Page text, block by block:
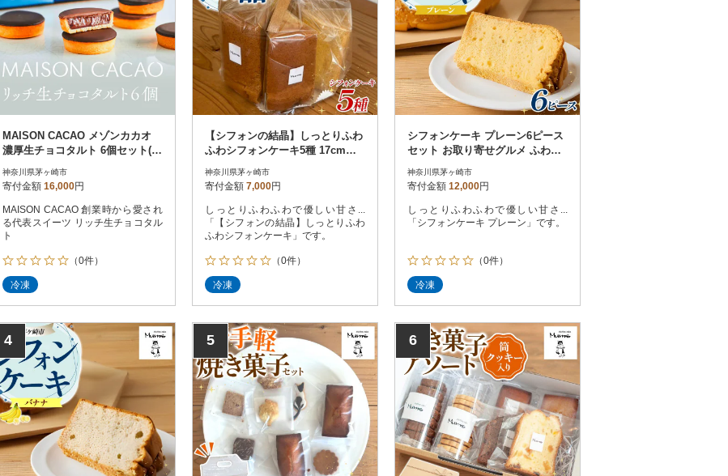
MAISON CACAO メゾンカカオ
濃厚生チョコタルト 6個セット(3
種×各2個) 冷凍配送
神奈川県茅ヶ崎市
寄付金額 16,000円
MAISON CACAO 創業時から愛され
る代表スイーツ リッチ生チョコタル
ト
（0件）
冷凍
【シフォンの結晶】しっとりふわ
ふわシフォンケーキ5種 17cmサ
イズ 食べ比べ グルメ ギフト
神奈川県茅ヶ崎市
寄付金額 7,000円
しっとりふわふわで優しい甘さ...
「【シフォンの結晶】しっとりふわ
ふわシフォンケーキ」です。
（0件）
冷凍
シフォンケーキ プレーン6ピース
セット お取り寄せグルメ ふわふ
わ しっとり
神奈川県茅ヶ崎市
寄付金額 12,000円
しっとりふわふわで優しい甘さ...
「シフォンケーキ プレーン」です。
（0件）
冷凍
4 5 6